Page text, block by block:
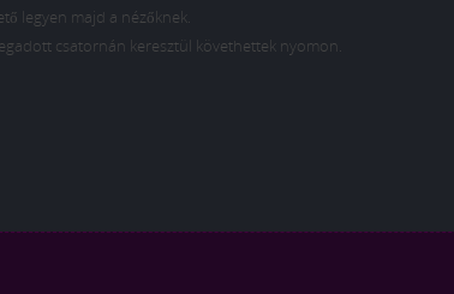
legyen majd a nézőknek.
csatornán keresztül követhettek nyomon.